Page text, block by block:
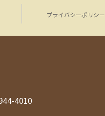
プライバシーポリシー
4010